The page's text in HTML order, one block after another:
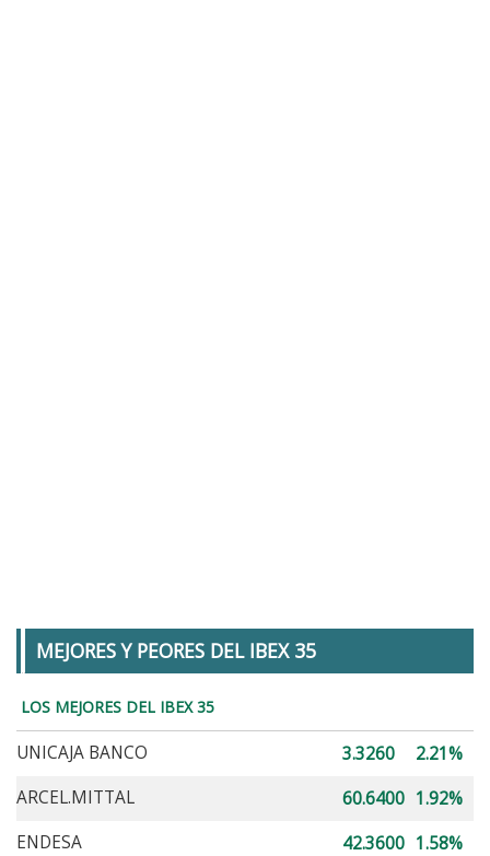
MEJORES Y PEORES DEL IBEX 35
LOS MEJORES DEL IBEX 35
UNICAJA BANCO 3.3260
2.21%
ARCEL.MITTAL
60.6400 1.92%
ENDESA
42.3600 1.58%